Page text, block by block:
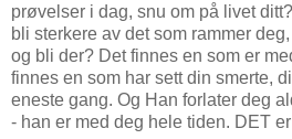
prøvelser i dag, snu om på livet
bli sterkere av det som rammer
og bli der? Det finnes en som er
finnes en som har sett din smerte,
eneste gang. Og Han forlater deg
- han er med deg hele tiden. DET